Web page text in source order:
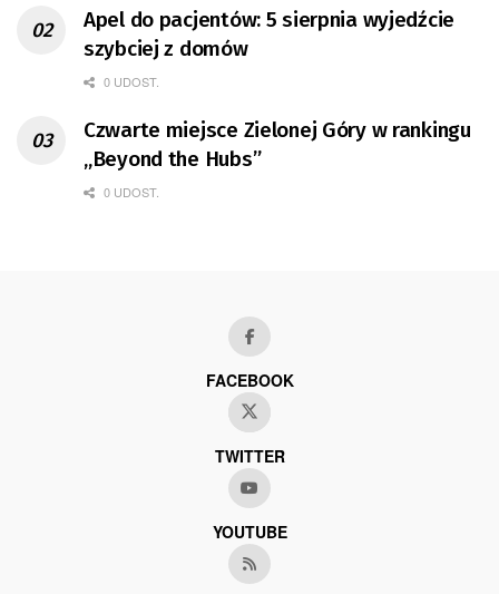
Apel do pacjentów: 5 sierpnia wyjedźcie
szybciej z domów
0 UDOST.
Czwarte miejsce Zielonej Góry w rankingu
„Beyond the Hubs”
0 UDOST.
FACEBOOK
TWITTER
YOUTUBE